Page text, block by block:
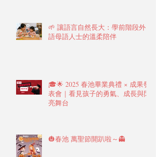
🌱 讓語言自然長大：學前階段外
語母語人士的溫柔陪伴
🎓🌟 2025 春池畢業典禮 × 成果發
表會｜看見孩子的勇氣、成長與閃
亮舞台
🎃春池 萬聖節開趴啦～👻